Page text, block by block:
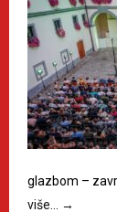
glazbom –
više…
→